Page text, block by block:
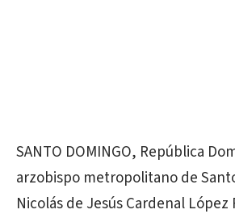
SANTO DOMINGO, República
arzobispo metropolitano de
Nicolás de Jesús Cardenal